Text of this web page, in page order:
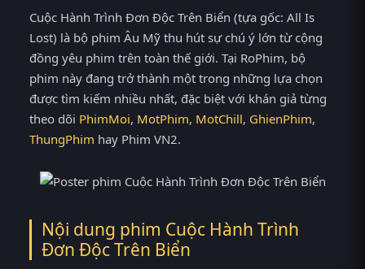
Cuộc Hành Trình Đơn Độc Trên Biển (tựa gốc: All Is
Lost) là bộ phim Âu Mỹ thu hút sự chú ý lớn từ cộng
đồng yêu phim trên toàn thế giới. Tại RoPhim, bộ
phim này đang trở thành một trong những lựa chọn
được tìm kiếm nhiều nhất, đặc biệt với khán giả từng
theo dõi PhimMoi, MotPhim, MotChill, GhienPhim,
ThungPhim hay Phim VN2.
Nội dung phim Cuộc Hành Trình
Đơn Độc Trên Biển